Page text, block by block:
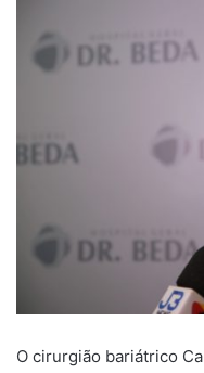
O cirurgião bariátrico